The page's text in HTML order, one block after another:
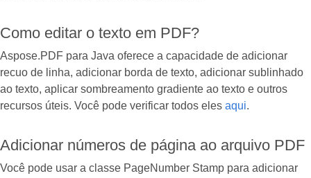
Como editar o texto em PDF?
Aspose.PDF para Java oferece a capacidade de adicionar
recuo de linha, adicionar borda de texto, adicionar sublinhado
ao texto, aplicar sombreamento gradiente ao texto e outros
recursos úteis. Você pode verificar todos eles aqui.
Adicionar números de página ao arquivo PDF
Você pode usar a classe PageNumber Stamp para adicionar